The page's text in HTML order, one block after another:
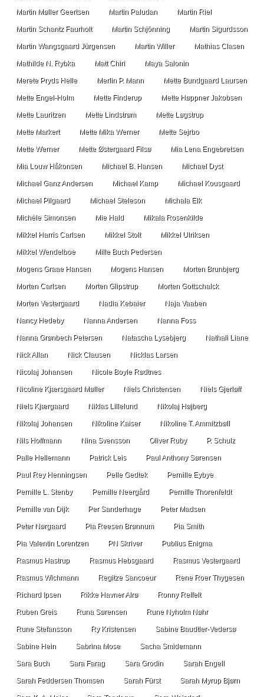
Martin Møller Geertsen Martin Paludan Martin Riel
Martin Schantz Faurholt Martin Schjönning Martin Sigurdsson
Martin Wangsgaard Jürgensen Martin Willer Mathias Clasen
Mathilde N. Rybka Matt Chiri Maya Salonin
Merete Pryds Helle Merlin P. Mann Mette Bundgaard Laursen
Mette Engel-Holm Mette Finderup Mette Høppner Jakobsen
Mette Lauritzen Mette Lindstrøm Mette Løgstrup
Mette Markert Mette Mika Werner Mette Sejrbo
Mette Werner Mette Østergaard Filsø Mia Lena Engebretsen
Mia Louw Håkonsen Michael B. Hansen Michael Dyst
Michael Ganz Andersen Michael Kamp Michael Kousgaard
Michael Pilgaard Michael Steleson Michala Elk
Michèle Simonsen Mie Hald Mikala Rosenkilde
Mikkel Harris Carlsen Mikkel Stolt Mikkel Ulriksen
Mikkel Wendelboe Mille Buch Pedersen
Mogens Graae Hansen Mogens Hansen Morten Brunbjerg
Morten Carlsen Morten Glipstrup Morten Gottschalck
Morten Vestergaard Nadia Kebaier Naja Vaaben
Nancy Hedeby Nanna Andersen Nanna Foss
Nanna Grønbech Petersen Natascha Lysebjerg Nathali Liane
Nick Allan Nick Clausen Nicklas Larsen
Nicolaj Johansen Nicole Boyle Rødtnes
Nicoline Kjærsgaard Møller Niels Christensen Niels Gjerløff
Niels Kjærgaard Niklas Lillelund Nikolaj Højberg
Nikolaj Johansen Nikoline Kaiser Nikoline T. Ammitzbøll
Nils Hoffmann Nina Svensson Oliver Ruby P. Schulz
Palle Hellemann Patrick Leis Paul Anthony Sørensen
Paul Rey Henningsen Pelle Gedtek Pernille Eybye
Pernille L. Stenby Pernille Neergård Pernille Thorenfeldt
Pernille van Dijk Per Sanderhage Peter Madsen
Peter Nørgaard Pia Reesen Brønnum Pia Smith
Pia Valentin Lorentzen PN Skriver Publius Enigma
Rasmus Hastrup Rasmus Hebsgaard Rasmus Vestergaard
Rasmus Wichmann Regitze Sancoeur Rene Roer Thygesen
Richard Ipsen Rikke Havner Alrø Ronny Reffelt
Ruben Greis Runa Sørensen Rune Nyholm Nøhr
Rune Stefansson Ry Kristensen Sabine Baudtler-Vedersø
Sabine Hein Sabrina Mose Sacha Smidemann
Sara Buch Sara Farag Sara Grodin Sarah Engell
Sarah Feddersen Thomsen Sarah Fürst Sarah Myrup Bjørn